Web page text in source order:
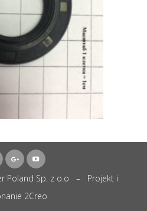
Poland Sp. z o.o – Projekt i
2Creo